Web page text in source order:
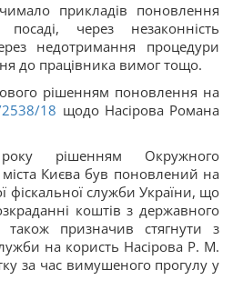
прикладів поновлення
через незаконність
недотримання процедури
до працівника вимог тощо.
рішенням поновлення на
18 щодо Насірова Романа
рішенням Окружного
міста Києва був поновлений на
фіскальної служби України, що
коштів з державного
призначив стягнути з
на користь Насірова Р. М.
за час вимушеного прогулу у